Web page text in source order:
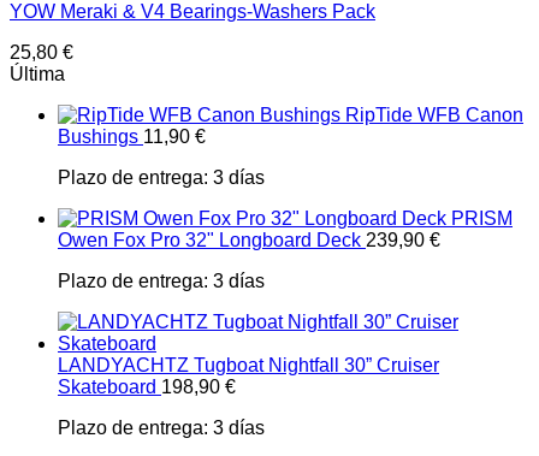
YOW Meraki & V4 Bearings-Washers Pack
25,80 €
Última
RipTide WFB Canon
Bushings 11,90 €
Plazo de entrega: 3 días
PRISM
Owen Fox Pro 32" Longboard Deck 239,90 €
Plazo de entrega: 3 días
LANDYACHTZ Tugboat Nightfall 30” Cruiser
Skateboard 198,90 €
Plazo de entrega: 3 días